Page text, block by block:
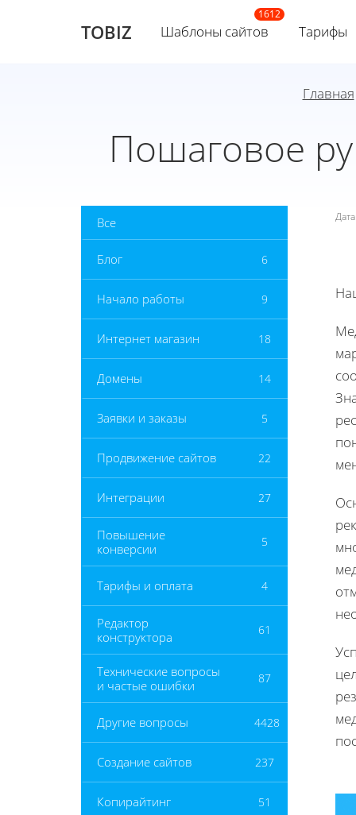
TOBIZ Шаблоны сайтов Тарифы
Главная
Пошаговое
Все
Блог 6
Начало работы 9
Интернет магазин 18
Домены 14
Заявки и заказы 5
Продвижение сайтов 22
Интеграции 27
Повышение
конверсии
5
Тарифы и оплата 4
Редактор
конструктора
61
Технические вопросы
и частые ошибки
87
Другие вопросы 4428
Создание сайтов 237
Копирайтинг 51